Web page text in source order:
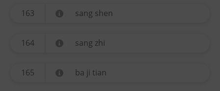
163 sang shen
164 sang zhi
165 ba ji tian